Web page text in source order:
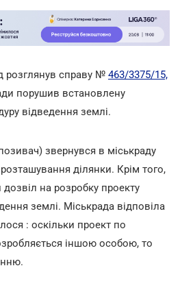
розглянув справу № 463/3375/15,
порушив встановлену
відведення землі.
звернувся в міськраду
ділянки. Крім того,
на розробку проекту
землі. Міськрада відповіла
: оскільки проект по
іншою особою, то